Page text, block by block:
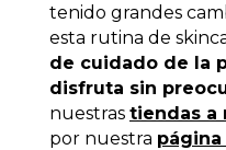
tenido grandes
esta rutina de
de cuidado de la
disfruta sin
nuestras tiendas a
por nuestra